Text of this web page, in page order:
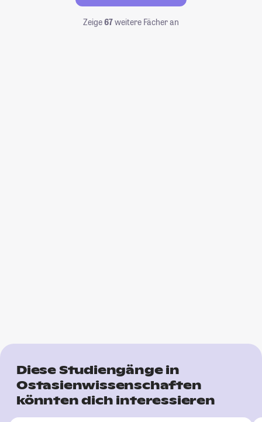
Zeige67weitere Fächer an
Diese Studiengänge in
Ostasienwissenschaften
könnten dich interessieren